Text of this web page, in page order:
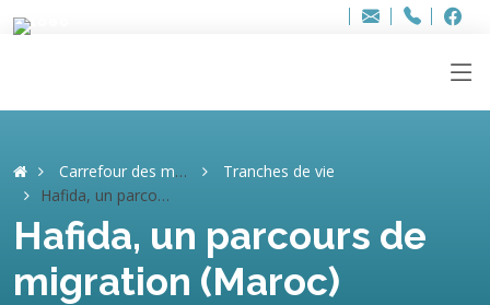
Adresse
info..hâthe..
Tel.
Tel.+32
Carrefour des mémoires
Tranches de vie
Hafida, un parcours de migration (Maroc)
Hafida, un parcours de
migration (Maroc)